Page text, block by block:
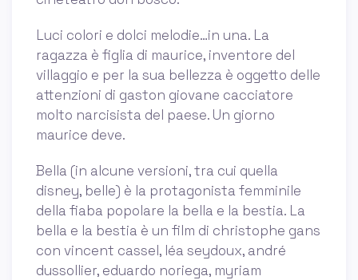
Luci colori e dolci melodie…in una. La
ragazza è figlia di maurice, inventore del
villaggio e per la sua bellezza è oggetto delle
attenzioni di gaston giovane cacciatore
molto narcisista del paese. Un giorno
maurice deve.
Bella (in alcune versioni, tra cui quella
disney, belle) è la protagonista femminile
della fiaba popolare la bella e la bestia. La
bella e la bestia è un film di christophe gans
con vincent cassel, léa seydoux, andré
dussollier, eduardo noriega, myriam